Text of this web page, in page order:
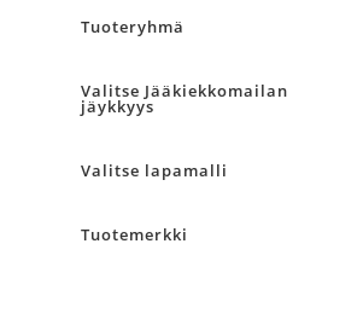
Tuoteryhmä
Valitse Jääkiekkomailan
jäykkyys
Valitse lapamalli
Tuotemerkki